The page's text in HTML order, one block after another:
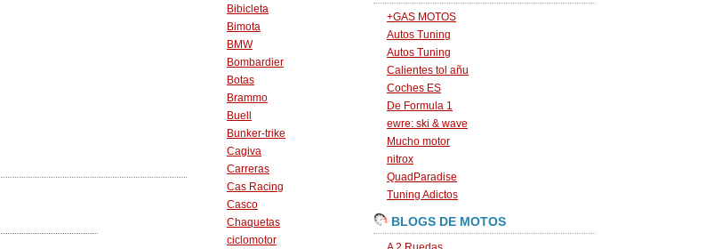
Bibicleta
Bimota
BMW
Bombardier
Botas
Brammo
Buell
Bunker-trike
Cagiva
Carreras
Cas Racing
Casco
Chaquetas
ciclomotor
+GAS MOTOS
Autos Tuning
Autos Tuning
Calientes tol añu
Coches ES
De Formula 1
ewre: ski & wave
Mucho motor
nitrox
QuadParadise
Tuning Adictos
BLOGS DE MOTOS